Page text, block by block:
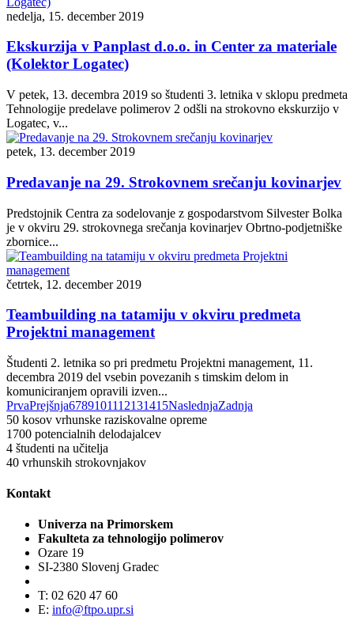
nedelja, 15. december 2019
Ekskurzija v Panplast d.o.o. in Center za materiale
(Kolektor Logatec)
V petek, 13. decembra 2019 so študenti 3. letnika v sklopu predmeta
Tehnologije predelave polimerov 2 odšli na strokovno ekskurzijo v
Logatec, v...
petek, 13. december 2019
Predavanje na 29. Strokovnem srečanju kovinarjev
Predstojnik Centra za sodelovanje z gospodarstvom Silvester Bolka
je v okviru 29. strokovnega srečanja kovinarjev Obrtno-podjetniške
zbornice...
četrtek, 12. december 2019
Teambuilding na tatamiju v okviru predmeta
Projektni management
Študenti 2. letnika so pri predmetu Projektni management, 11.
decembra 2019 del vsebin povezanih s timskim delom in
komuniciranjem opravili izven...
PrvaPrejšnja6789101112131415NaslednjaZadnja
50 kosov vrhunske raziskovalne opreme
1700 potencialnih delodajalcev
4 študenti na učitelja
40 vrhunskih strokovnjakov
Kontakt
Univerza na Primorskem
Fakulteta za tehnologijo polimerov
Ozare 19
SI-2380 Slovenj Gradec
T: 02 620 47 60
E: info@ftpo.upr.si